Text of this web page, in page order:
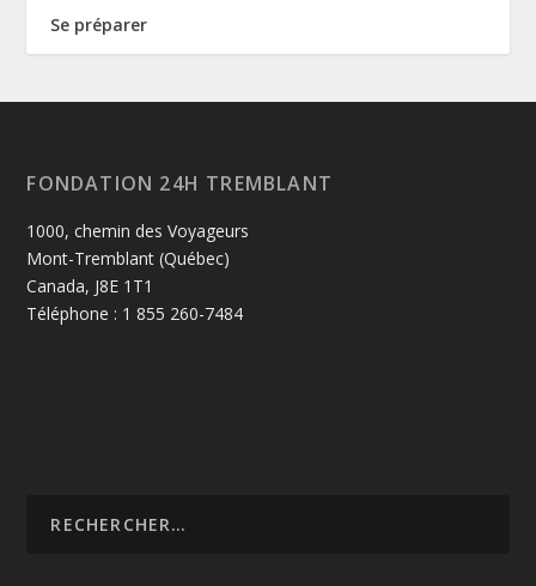
Se préparer
FONDATION 24H TREMBLANT
1000, chemin des Voyageurs
Mont-Tremblant (Québec)
Canada, J8E 1T1
Téléphone : 1 855 260-7484